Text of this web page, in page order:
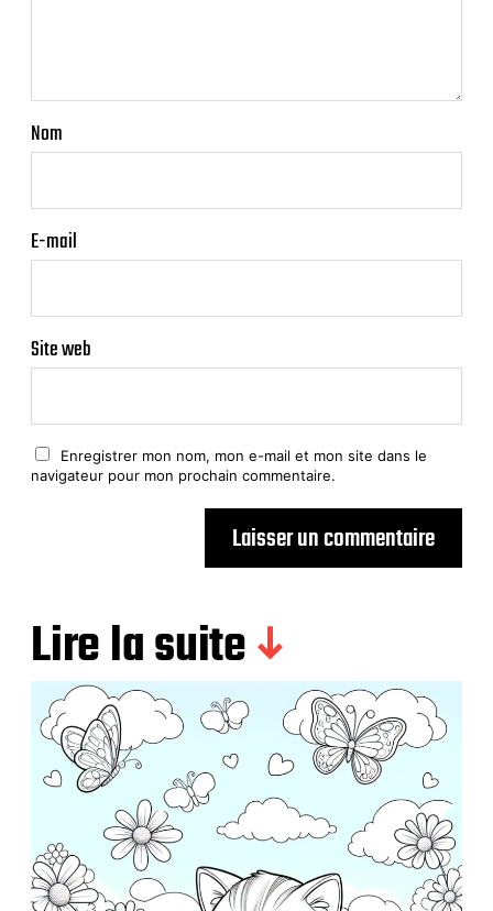
Nom
E-mail
Site web
Enregistrer mon nom, mon e-mail et mon site dans le
navigateur pour mon prochain commentaire.
Lire la suite